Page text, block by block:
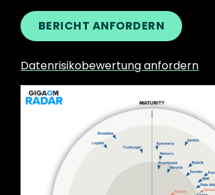
BERICHT ANFORDERN
Datenrisikobewertung anfordern
Image